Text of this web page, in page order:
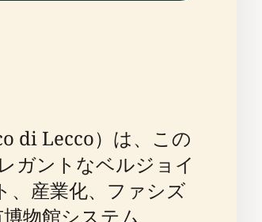
di Lecco）は、この
ガントなベルジョイ
、産業化、ファシズ
物館システム